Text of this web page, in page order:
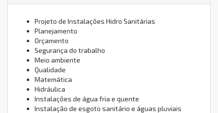
Projeto de Instalações Hidro Sanitárias
Planejamento
Orçamento
Segurança do trabalho
Meio ambiente
Qualidade
Matemática
Hidráulica
Instalações de água fria e quente
Instalação de esgoto sanitário e águas pluviais